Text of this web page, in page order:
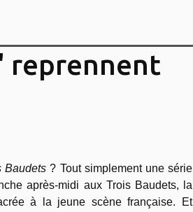
reprennent
Baudets? Tout simplement une série
après-midi aux Trois Baudets, la
à la jeune scène française.
Et